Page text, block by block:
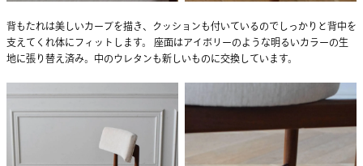
背もたれは美しいカーブを描き、クッションも付いているのでしっかりと背中を
支えてくれ体にフィットします。 座面はアイボリーのような明るいカラーの生
地に張り替え済み。中のウレタンも新しいものに交換しています。